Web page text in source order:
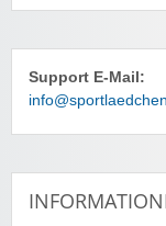
Support E-Mail: